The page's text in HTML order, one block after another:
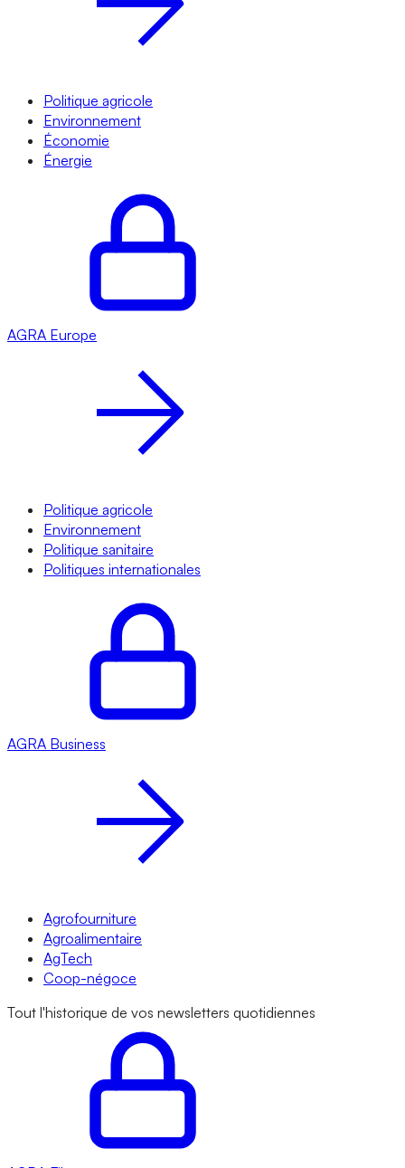
Politique agricole
Environnement
Économie
Énergie
AGRA Europe
Politique agricole
Environnement
Politique sanitaire
Politiques internationales
AGRA Business
Agrofourniture
Agroalimentaire
AgTech
Coop-négoce
Tout l'historique de vos newsletters quotidiennes